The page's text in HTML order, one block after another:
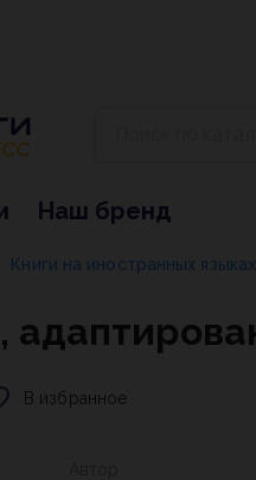
Наш бренд
Книги на иностранных языках
В избранное